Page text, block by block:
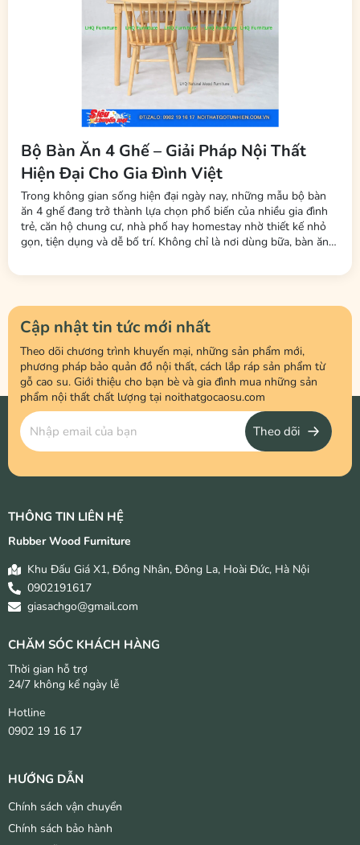
Bộ Bàn Ăn 4 Ghế – Giải Pháp Nội Thất
Hiện Đại Cho Gia Đình Việt
Trong không gian sống hiện đại ngày nay, những mẫu bộ bàn
ăn 4 ghế đang trở thành lựa chọn phổ biến của nhiều gia đình
trẻ, căn hộ chung cư, nhà phố hay homestay nhờ thiết kế nhỏ
gọn, tiện dụng và dễ bố trí. Không chỉ là nơi dùng bữa, bàn ăn
ngày làm việc và học tập. Tại Nội Thất LHQ Furniture, nhiều
Cập nhật tin tức mới nhất
Theo dõi chương trình khuyến mại, những sản phẩm mới,
phương pháp bảo quản đồ nội thất, cách lắp ráp sản phẩm từ
gỗ cao su. Giới thiệu cho bạn bè và gia đình mua những sản
phẩm nội thất chất lượng tại noithatgocaosu.com
Theo dõi
THÔNG TIN LIÊN HỆ
Rubber Wood Furniture
Khu Đấu Giá X1, Đồng Nhân, Đông La, Hoài Đức, Hà Nội
0902191617
giasachgo@gmail.com
CHĂM SÓC KHÁCH HÀNG
Thời gian hỗ trợ
24/7 không kể ngày lễ
Hotline
0902 19 16 17
HƯỚNG DẪN
Chính sách vận chuyển
Chính sách bảo hành